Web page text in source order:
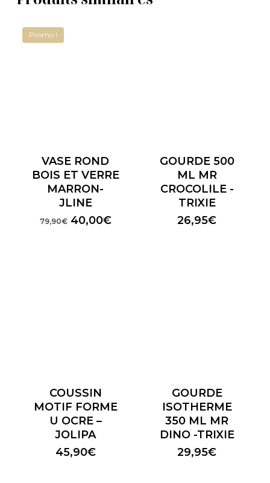
Promo !
VASE ROND
BOIS ET VERRE
MARRON-
JLINE
79,90€ Le
40,00€Le
GOURDE 500
ML MR
CROCOLILE -
TRIXIE
26,95€
COUSSIN
MOTIF FORME
U OCRE –
JOLIPA
45,90€
GOURDE
ISOTHERME
350 ML MR
DINO -TRIXIE
29,95€